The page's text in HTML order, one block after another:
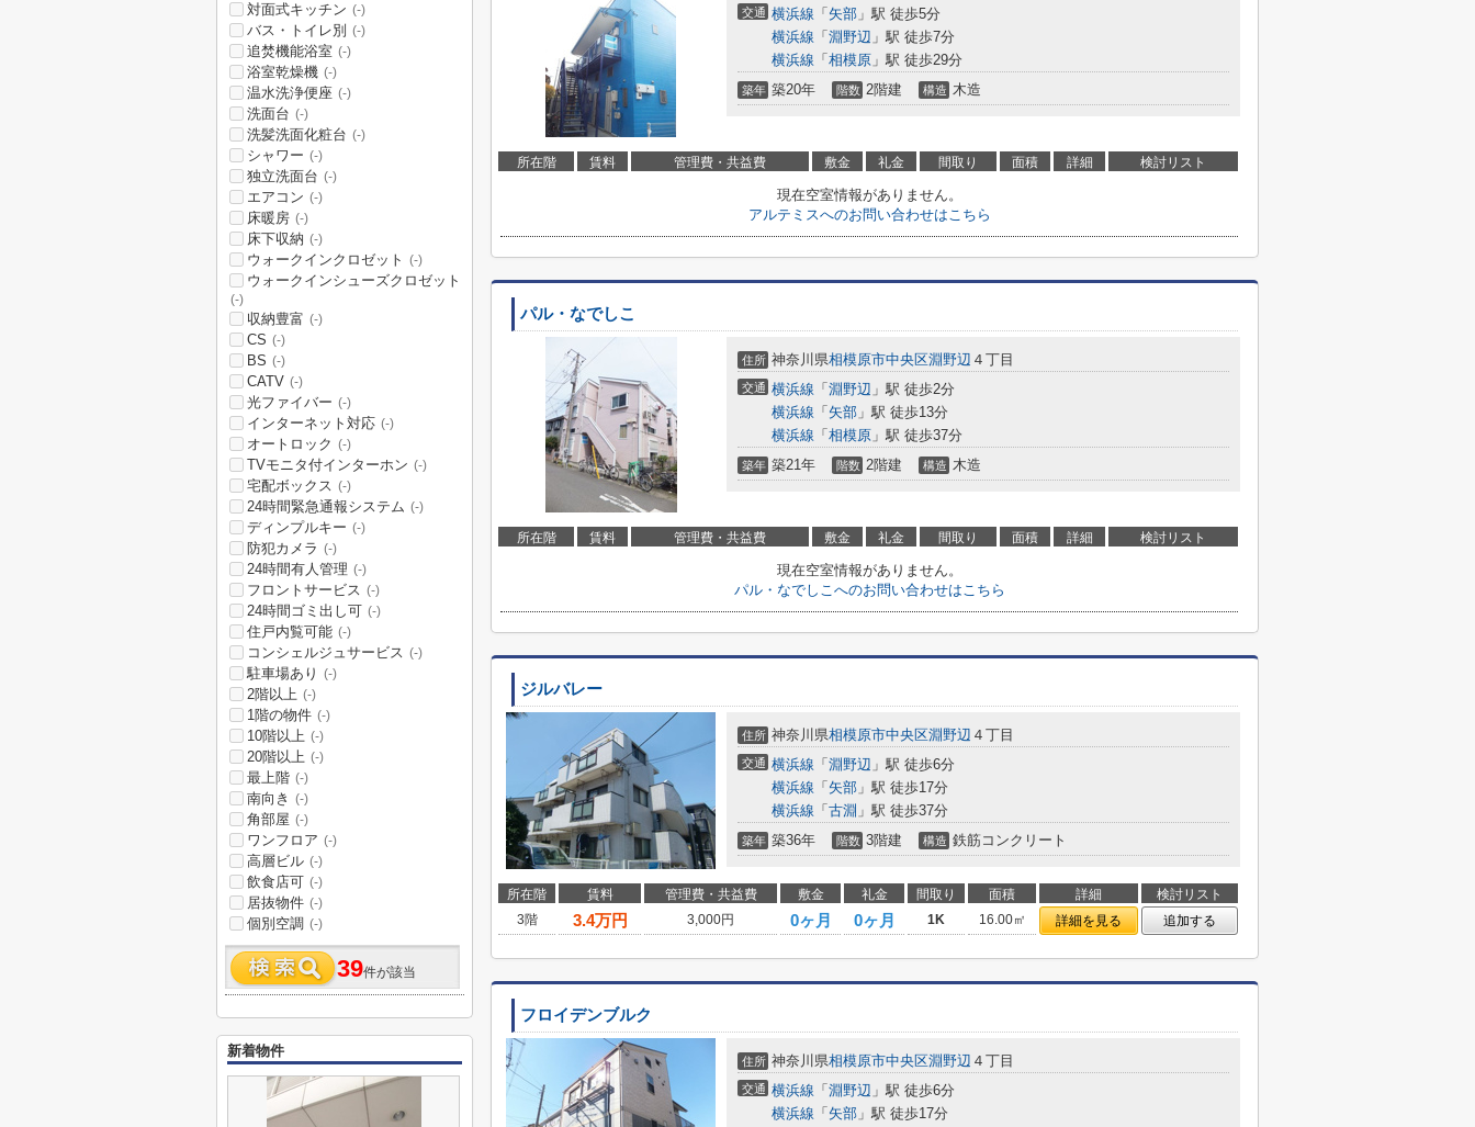
交通 横浜線 「 矢部 」駅 徒歩5分
横浜線 「 淵野辺 」駅 徒歩7分
横浜線 「 相模原 」駅 徒歩29分
築年 築20年 階数 2階建 構造 木造
所在階 賃料 管理費・共益費 敷金 礼金 間取り 面積 詳細 検討リスト
現在空室情報がありません。
アルテミスへのお問い合わせはこちら
パル・なでしこ
住所 神奈川県相模原市中央区淵野辺 ４丁目
交通 横浜線 「 淵野辺 」駅 徒歩2分
横浜線 「 矢部 」駅 徒歩13分
横浜線 「 相模原 」駅 徒歩37分
築年 築21年 階数 2階建 構造 木造
所在階 賃料 管理費・共益費 敷金 礼金 間取り 面積 詳細 検討リスト
現在空室情報がありません。
パル・なでしこへのお問い合わせはこちら
ジルバレー
住所 神奈川県相模原市中央区淵野辺 ４丁目
交通 横浜線 「 淵野辺 」駅 徒歩6分
横浜線 「 矢部 」駅 徒歩17分
横浜線 「 古淵 」駅 徒歩37分
築年 築36年 階数 3階建 構造 鉄筋コンクリート
所在階 賃料 管理費・共益費 敷金 礼金 間取り 面積 詳細
検討リスト
3階
3.4万円 3,000円 0ヶ月 0ヶ月 1K 16.00㎡ 詳細を見る 追加する
フロイデンブルク
住所 神奈川県相模原市中央区淵野辺 ４丁目
交通 横浜線 「 淵野辺 」駅 徒歩6分
横浜線 「 矢部 」駅 徒歩17分
対面式キッチン (-)
バス・トイレ別 (-)
追焚機能浴室 (-)
浴室乾燥機 (-)
温水洗浄便座 (-)
洗面台 (-)
洗髪洗面化粧台 (-)
シャワー (-)
独立洗面台 (-)
エアコン (-)
床暖房 (-)
床下収納 (-)
ウォークインクロゼット (-)
ウォークインシューズクロゼット
(-)
収納豊富 (-)
CS (-)
BS (-)
CATV (-)
光ファイバー (-)
インターネット対応 (-)
オートロック (-)
TVモニタ付インターホン (-)
宅配ボックス (-)
24時間緊急通報システム (-)
ディンプルキー (-)
防犯カメラ (-)
24時間有人管理 (-)
フロントサービス (-)
24時間ゴミ出し可 (-)
住戸内覧可能 (-)
コンシェルジュサービス (-)
駐車場あり (-)
2階以上 (-)
1階の物件 (-)
10階以上 (-)
20階以上 (-)
最上階 (-)
南向き (-)
角部屋 (-)
ワンフロア (-)
高層ビル (-)
飲食店可 (-)
居抜物件 (-)
個別空調 (-)
39件が該当
新着物件